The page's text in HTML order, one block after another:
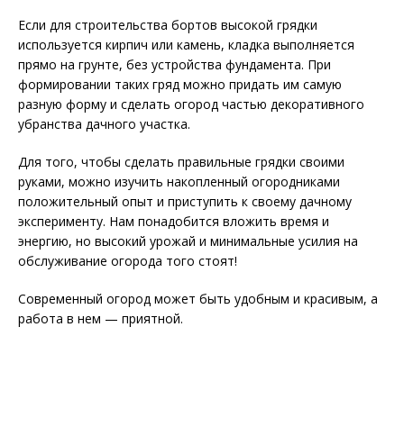
Если для строительства бортов высокой грядки
используется кирпич или камень, кладка выполняется
прямо на грунте, без устройства фундамента. При
формировании таких гряд можно придать им самую
разную форму и сделать огород частью декоративного
убранства дачного участка.
Для того, чтобы сделать правильные грядки своими
руками, можно изучить накопленный огородниками
положительный опыт и приступить к своему дачному
эксперименту. Нам понадобится вложить время и
энергию, но высокий урожай и минимальные усилия на
обслуживание огорода того стоят!
Современный огород может быть удобным и красивым, а
работа в нем — приятной.